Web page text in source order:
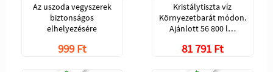
Az uszoda vegyszerek
biztonságos
elhelyezésére
999 Ft
Kristálytiszta víz
Környezetbarát módon.
Ajánlott 56 800 l…
81 791 Ft